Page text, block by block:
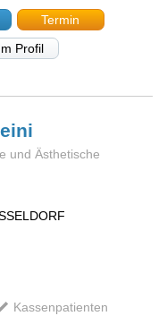
Termin
Profil
und Ästhetische
Kassenpatienten